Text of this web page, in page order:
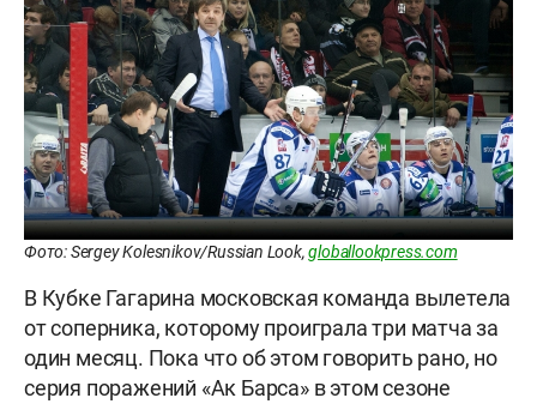
Фото: Sergey Kolesnikov/Russian Look,globallookpress.com
В Кубке Гагарина московская команда вылетела
от соперника, которому проиграла три матча за
один месяц. Пока что об этом говорить рано, но
серия поражений «Ак Барса» в этом сезоне